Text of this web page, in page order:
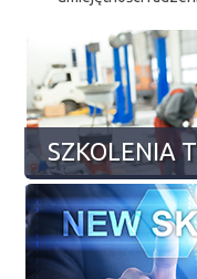
SZKOLENIA